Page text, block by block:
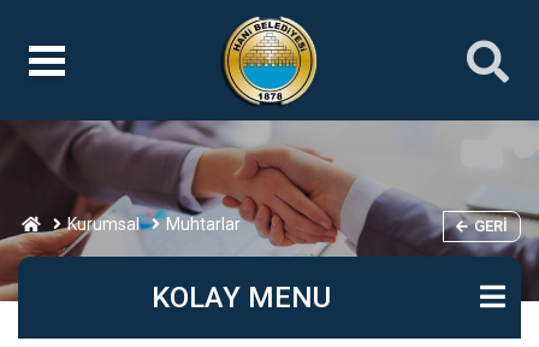
Kurumsal Muhtarlar GERI
KOLAY MENU